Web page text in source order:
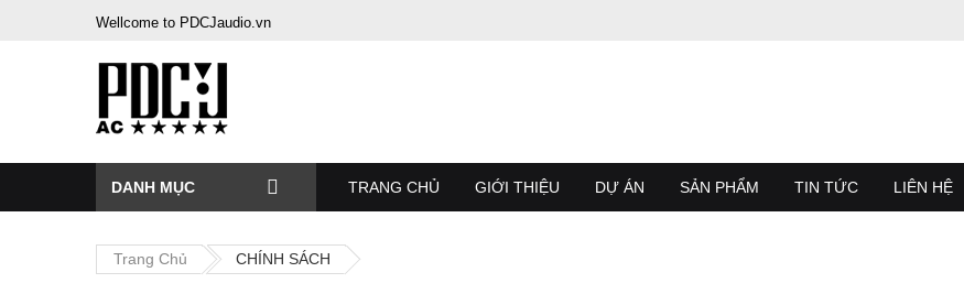
Wellcome to PDCJaudio.vn
DANH MỤC TRANG CHỦ GIỚI THIỆU DỰ ÁN SẢN PHẨM TIN TỨC LIÊN HỆ
Trang Chủ CHÍNH SÁCH